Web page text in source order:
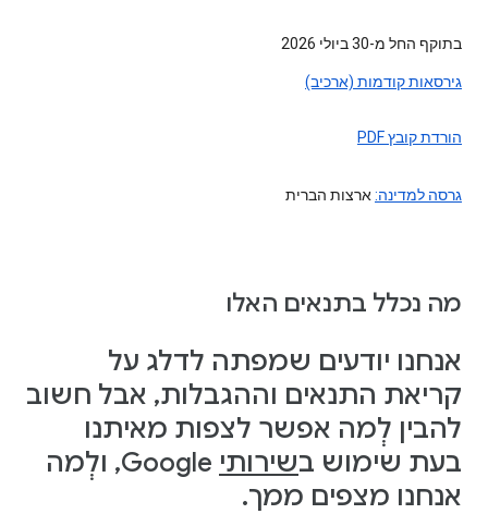
בתוקף החל מ-30 ביולי 2026
גירסאות קודמות (ארכיב)
הורדת קובץ PDF
גרסה למדינה: ארצות הברית
מה נכלל בתנאים האלו
אנחנו יודעים שמפתה לדלג על
קריאת התנאים וההגבלות, אבל חשוב
להבין לְמה אפשר לצפות מאיתנו
בעת שימוש בשירותי
Google, ולְמה
אנחנו מצפים ממך.